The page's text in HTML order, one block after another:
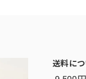
送料に